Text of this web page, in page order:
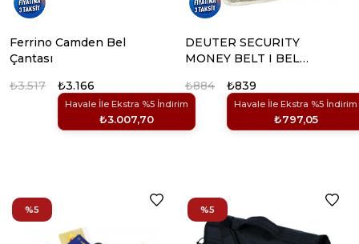
Ferrino Camden Bel
Çantası
₺3.166
Havale İle Ekstra %5 İndirim
₺3.007,70
₺3.517
DEUTER SECURITY
MONEY BELT I BEL
₺839
Havale İle Ekstra %5 İndirim
₺797,05
₺884
%5 %5